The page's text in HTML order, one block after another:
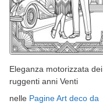
Eleganza motorizzata dei
ruggenti anni Venti
nelle Pagine Art deco da